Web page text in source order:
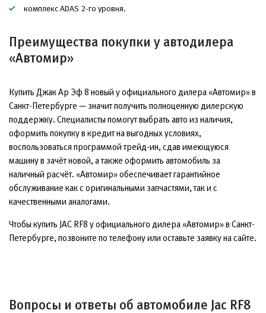
комплекс ADAS 2-го уровня.
Преимущества покупки у автодилера
«Автомир»
Купить Джак Ар Эф 8 новый у официального дилера «Автомир» в
Санкт-Петербурге — значит получить полноценную дилерскую
поддержку. Специалисты помогут выбрать авто из наличия,
оформить покупку в кредит на выгодных условиях,
воспользоваться программой трейд-ин, сдав имеющуюся
машину в зачёт новой, а также оформить автомобиль за
наличный расчёт. «Автомир» обеспечивает гарантийное
обслуживание как с оригинальными запчастями, так и с
качественными аналогами.
Чтобы купить JAC RF8 у официального дилера «Автомир» в Санкт-
Петербурге, позвоните по телефону или оставьте заявку на сайте.
Вопросы и ответы об автомобиле Jac RF8